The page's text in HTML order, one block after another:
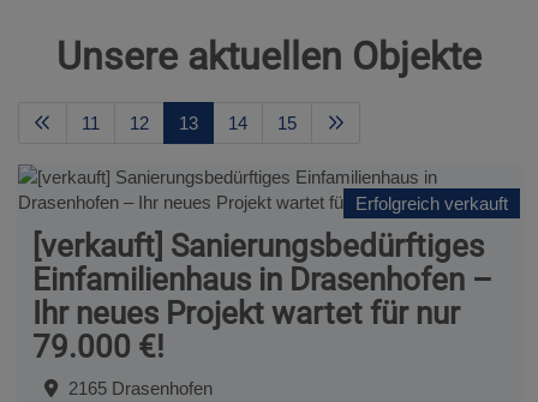
Unsere aktuellen Objekte
11 12 13 14 15
Erfolgreich verkauft
[verkauft] Sanierungsbedürftiges
Einfamilienhaus in Drasenhofen –
Ihr neues Projekt wartet für nur
79.000 €!
2165 Drasenhofen